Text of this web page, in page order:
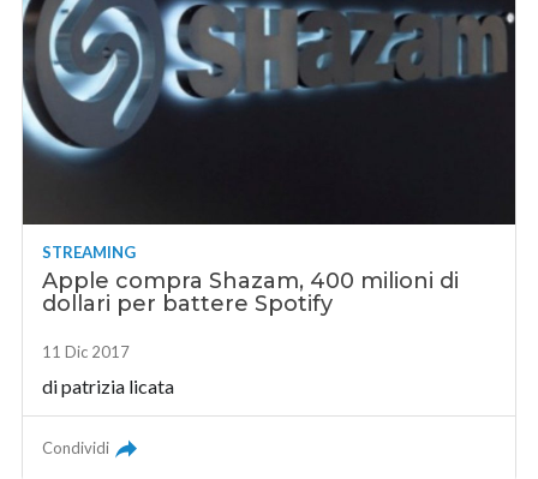
STREAMING
Apple compra Shazam, 400 milioni di
dollari per battere Spotify
11 Dic 2017
dipatrizia licata
Condividi